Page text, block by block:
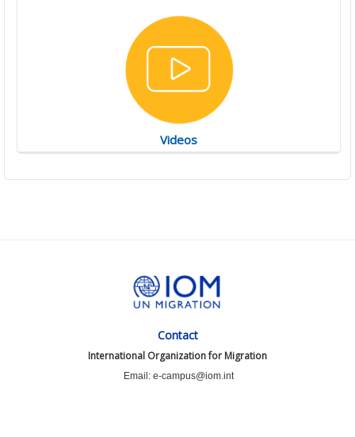
Videos
Contact
International Organization for Migration
Email: e-campus@iom.int